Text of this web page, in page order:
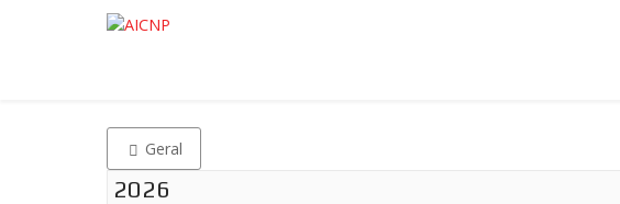
Geral
2026